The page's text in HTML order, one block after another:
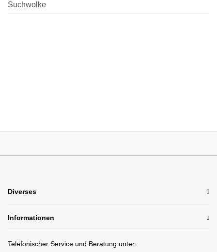
Suchwolke
Diverses
Informationen
Telefonischer Service und Beratung unter: